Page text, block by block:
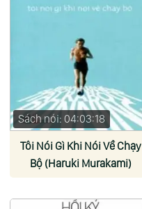
Sách nói: 04:03:18
Tôi Nói Gì Khi Nói Về Chạy
Bộ (Haruki Murakami)